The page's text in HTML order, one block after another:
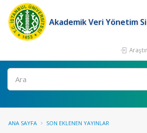
Akademik Veri Yönetim
Ara
ANA SAYFA SON EKLENEN YAYINLAR